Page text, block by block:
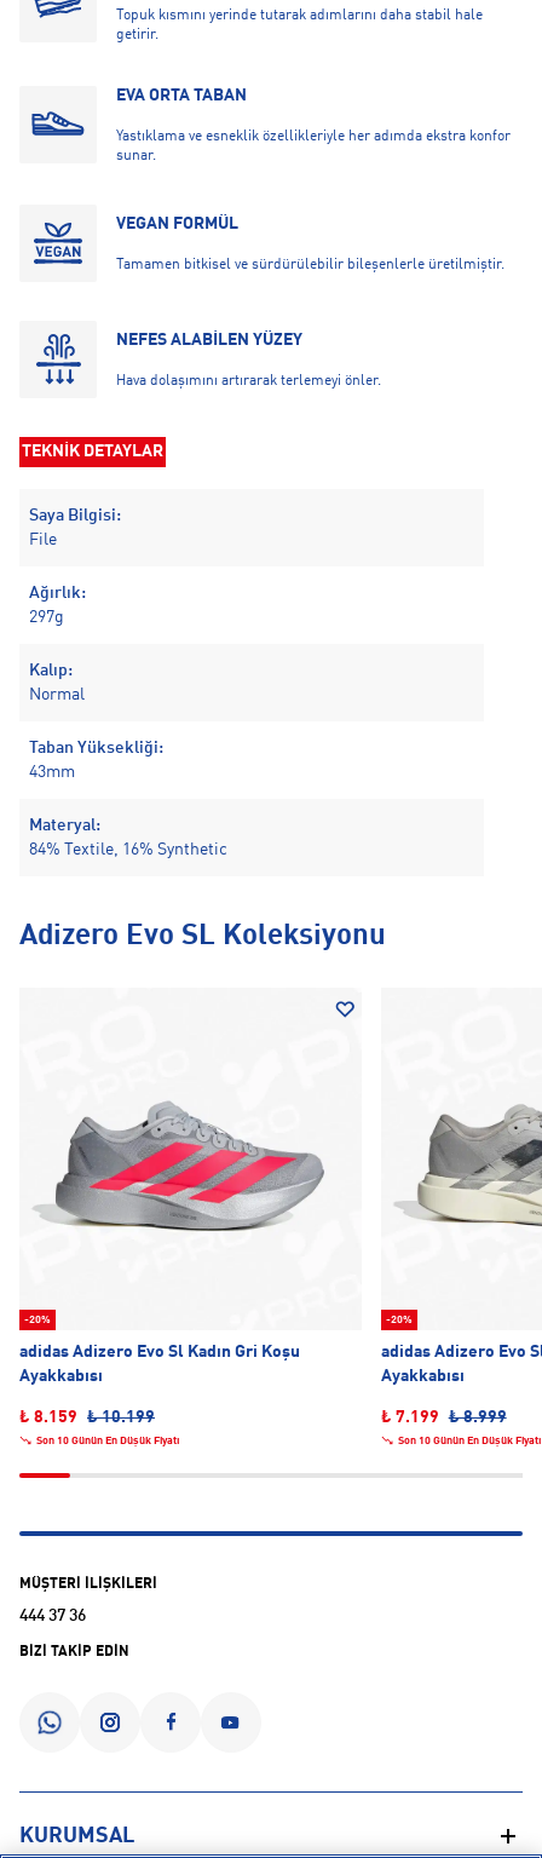
Topuk kısmını yerinde tutarak adımlarını daha stabil hale
getirir.
EVA ORTA TABAN
Yastıklama ve esneklik özellikleriyle her adımda ekstra konfor
sunar.
VEGAN FORMÜL
Tamamen bitkisel ve sürdürülebilir bileşenlerle üretilmiştir.
NEFES ALABİLEN YÜZEY
Hava dolaşımını artırarak terlemeyi önler.
TEKNİK DETAYLAR
Saya Bilgisi:
File
Ağırlık:
297g
Kalıp:
Normal
Taban Yüksekliği:
43mm
Materyal:
84% Textile, 16% Synthetic
Adizero Evo SL Koleksiyonu
-20%
adidas Adizero Evo Sl Kadın Gri Koşu
Ayakkabısı
₺ 8.159 ₺ 10.199
Son 10 Günün En Düşük Fiyatı
-20%
adidas Adizero Evo
Ayakkabısı
₺ 7.199 ₺ 8.999
Son 10 Günün En Düşük Fiyatı
MÜŞTERİ İLİŞKİLERİ
444 37 36
BİZİ TAKİP EDİN
KURUMSAL